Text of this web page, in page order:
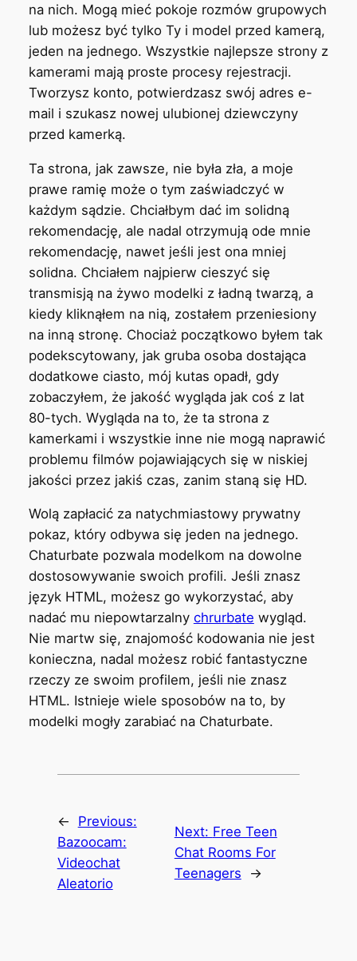
na nich. Mogą mieć pokoje rozmów grupowych
lub możesz być tylko Ty i model przed kamerą,
jeden na jednego. Wszystkie najlepsze strony z
kamerami mają proste procesy rejestracji.
Tworzysz konto, potwierdzasz swój adres e-
mail i szukasz nowej ulubionej dziewczyny
przed kamerką.
Ta strona, jak zawsze, nie była zła, a moje
prawe ramię może o tym zaświadczyć w
każdym sądzie. Chciałbym dać im solidną
rekomendację, ale nadal otrzymują ode mnie
rekomendację, nawet jeśli jest ona mniej
solidna. Chciałem najpierw cieszyć się
transmisją na żywo modelki z ładną twarzą, a
kiedy kliknąłem na nią, zostałem przeniesiony
na inną stronę. Chociaż początkowo byłem tak
podekscytowany, jak gruba osoba dostająca
dodatkowe ciasto, mój kutas opadł, gdy
zobaczyłem, że jakość wygląda jak coś z lat
80-tych. Wygląda na to, że ta strona z
kamerkami i wszystkie inne nie mogą naprawić
problemu filmów pojawiających się w niskiej
jakości przez jakiś czas, zanim staną się HD.
Wolą zapłacić za natychmiastowy prywatny
pokaz, który odbywa się jeden na jednego.
Chaturbate pozwala modelkom na dowolne
dostosowywanie swoich profili. Jeśli znasz
język HTML, możesz go wykorzystać, aby
nadać mu niepowtarzalny chrurbate wygląd.
Nie martw się, znajomość kodowania nie jest
konieczna, nadal możesz robić fantastyczne
rzeczy ze swoim profilem, jeśli nie znasz
HTML. Istnieje wiele sposobów na to, by
modelki mogły zarabiać na Chaturbate.
←
Previous:
Bazoocam:
Videochat
Aleatorio
Next: Free Teen
Chat Rooms For
Teenagers
→